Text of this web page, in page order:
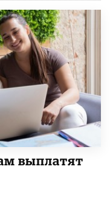
выплатят